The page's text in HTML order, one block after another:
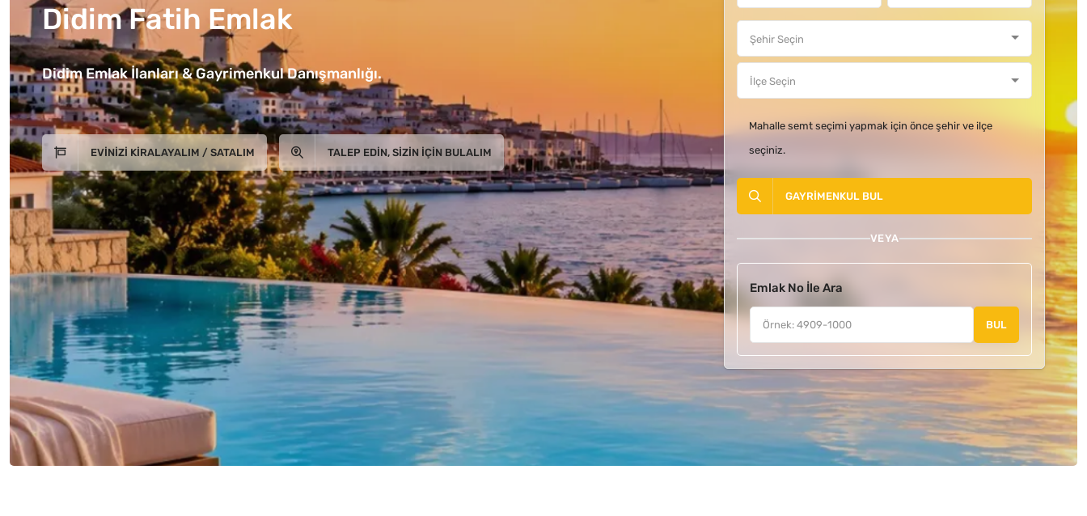
Didim Fatih Emlak
Didim Emlak İlanları & Gayrimenkul Danışmanlığı.
EVINIZI KIRALAYALIM / SATALIM TALEP EDIN, SIZIN İÇIN BULALIM
Mahalle semt seçimi yapmak için önce şehir ve ilçe
seçiniz.
GAYRIMENKUL BUL
VEYA
Emlak No İle Ara
BUL